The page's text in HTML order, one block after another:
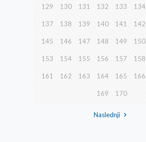
129 130 131 132 133 134
137 138 139 140 141 142
145 146 147 148 149 150
153 154 155 156 157 158
161 162 163 164 165 166
169 170
Naslednji